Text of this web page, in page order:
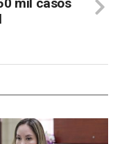
mil casos